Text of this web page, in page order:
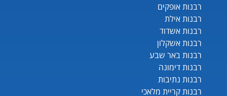
רבנות אופקים
רבנות אילת
רבנות אשדוד
רבנות אשקלון
רבנות באר שבע
רבנות דימונה
רבנות נתיבות
רבנות קריית מלאכי